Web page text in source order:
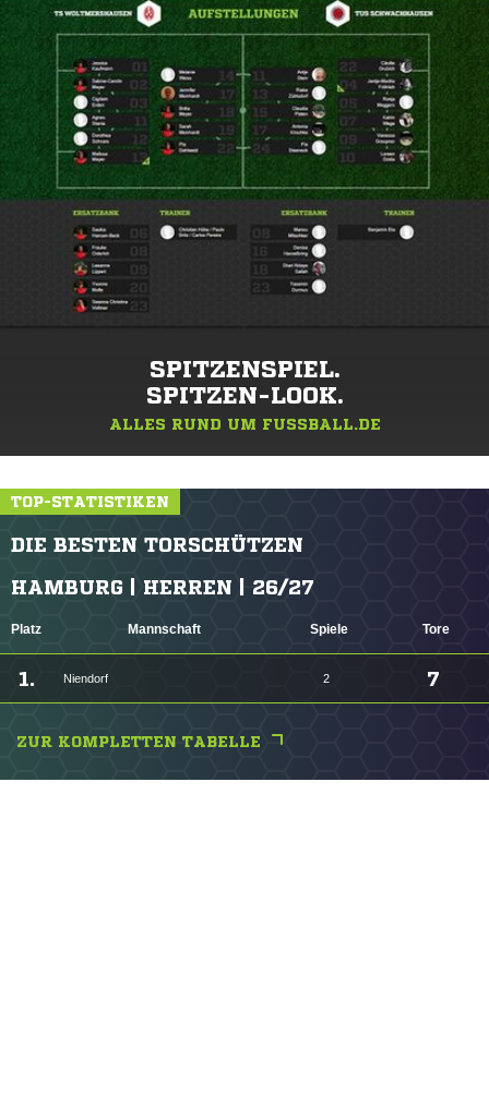
SPITZENSPIEL.
SPITZEN-LOOK.
ALLES RUND UM FUSSBALL.DE
TOP-STATISTIKEN
DIE BESTEN TORSCHÜTZEN
HAMBURG | HERREN | 26/27
Platz Mannschaft Spiele Tore
1. Niendorf 2 7
ZUR KOMPLETTEN TABELLE